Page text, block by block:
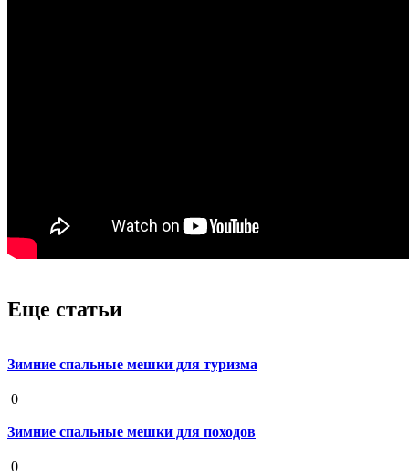
Еще статьи
Зимние спальные мешки для туризма
0
Зимние спальные мешки для походов
0